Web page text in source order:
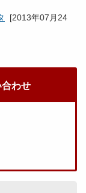
[2013年07月24
わせ